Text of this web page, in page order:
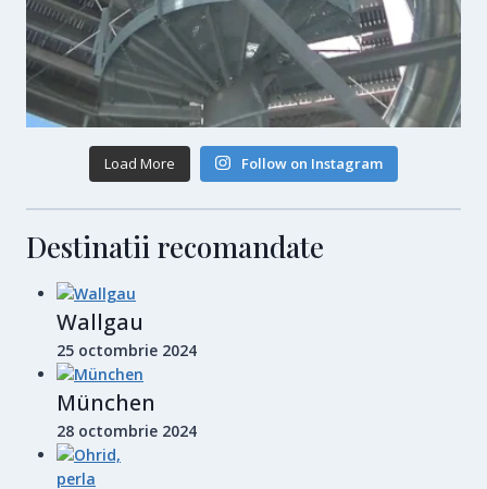
Load More Follow on Instagram
Destinatii recomandate
Wallgau
25 octombrie 2024
München
28 octombrie 2024